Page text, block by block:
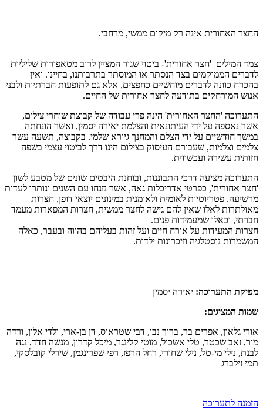
החצר האחורית אינה רק מיקום ממשי, מרחבי.
צמד המילים 'חצר אחורית'- ביטוי שגור המציין לרוב מטאפורות שליליות
לדברים הממוקמים בצד הנסתר או המוסתר בתרבותנו, בחיינו. ואין
בהכרח כוונה לדברים מוחשיים כחפצים, אלא גם לתופעות חברתיות ולבני
אנוש המורחקים בתודעה לחצר אחורית של החיים.
התערוכה 'החצר האחורית' הינה פרי עבודה של קבוצת שוחרי צילום,
אשר נאספה על ידי העיתונאית והצלמת יאירה יסמין, ואשר הונחתה
במשך חודשיים ​על ידי הצלם והמחנך גיורא שלמי. בקבוצה, תשעה עשר
צלמים וצלמות, שעבורם העיסוק בצילום הינו דרך לביטוי עצמי בשפה
חזותית ​עשירה ועכשווית.
התערוכה מציעה דרכי התבוננות, ובוחנת היבטים שונים של מטבע לשון
'חצר אחורית', כפרטי אדריכלות גאה, אשר נזנחו עם השנים ונותרו לעדות
מרשיעה. פטריוטיות לאומית ולאומנית במינונים יוצאי דופן, חצרות
מאולתרות לאלו שאין להם גישה לחצר ממשית, חצרות המפארות מעמד
חברתי, וכאלו שמעמידות פנים.
​​חצרות המעידות על אורח חיים ועל זהות בעליהם בהווה ובעבר, כאלה
המשמרות נוסטלגיה וזיכרונות ילדות.
מפיקת התערוכה: יאירה יסמין
שמות המציגים:
אורי גלאון, אפרים בר, ברוך נבו, דבי שטראוס, דן בן-ארי, ולדי אלון, ורדה
מור, זאב שכטר, טלי אשכול, מוטי קלינגר, מיכל קדרון, מנשה חדד, ​נגה
לבנת, נילי מי-טל, נילי שחורי, רחל הרפז, רפי שפרינגמן, שירלי קובלסקי,
תמי זילברג
הזמנה לתערוכה